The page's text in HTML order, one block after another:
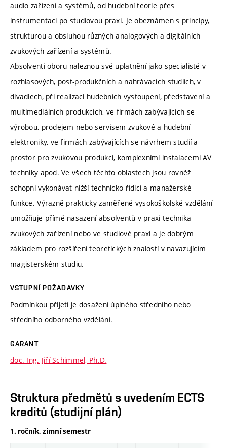
audio zařízení a systémů, od hudební teorie přes
instrumentaci po studiovou praxi. Je obeznámen s principy,
strukturou a obsluhou různých analogových a digitálních
zvukových zařízení a systémů.
Absolventi oboru naleznou své uplatnění jako specialisté v
rozhlasových, post-produkčních a nahrávacích studiích, v
divadlech, při realizaci hudebních vystoupení, představení a
multimediálních produkcích, ve firmách zabývajících se
výrobou, prodejem nebo servisem zvukové a hudební
elektroniky, ve firmách zabývajících se návrhem studií a
prostor pro zvukovou produkci, komplexními instalacemi AV
techniky apod. Ve všech těchto oblastech jsou rovněž
schopni vykonávat nižší technicko-řídicí a manažerské
funkce. Výrazně prakticky zaměřené vysokoškolské vzdělání
umožňuje přímé nasazení absolventů v praxi technika
zvukových zařízení nebo ve studiové praxi a je dobrým
základem pro rozšíření teoretických znalostí v navazujícím
magisterském studiu.
VSTUPNÍ POŽADAVKY
Podmínkou přijetí je dosažení úplného středního nebo
středního odborného vzdělání.
GARANT
doc. Ing. Jiří Schimmel, Ph.D.
Struktura předmětů s uvedením ECTS
kreditů (studijní plán)
1. ročník, zimní semestr